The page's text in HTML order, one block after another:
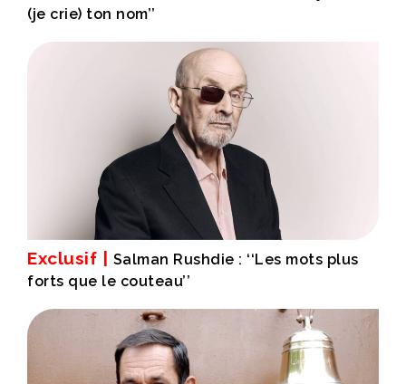
(je crie) ton nom’’
Exclusif | Salman Rushdie : ‘‘Les mots plus
forts que le couteau’’